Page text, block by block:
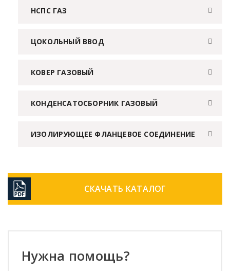
НСПС ГАЗ
ЦОКОЛЬНЫЙ ВВОД
КОВЕР ГАЗОВЫЙ
КОНДЕНСАТОСБОРНИК ГАЗОВЫЙ
ИЗОЛИРУЮЩЕЕ ФЛАНЦЕВОЕ СОЕДИНЕНИЕ
СКАЧАТЬ КАТАЛОГ
Нужна помощь?